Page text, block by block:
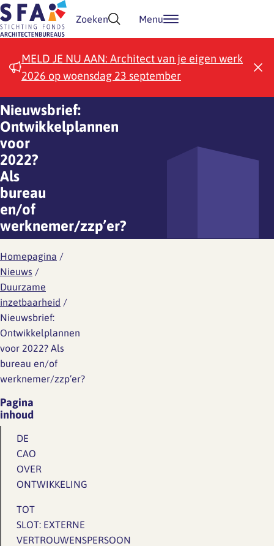
Doorgaan naar inhoud
Zoeken Menu
MELD JE NU AAN: Architect van je eigen werk
2026 op woensdag 23 september
Nieuwsbrief:
Ontwikkelplannen
voor
2022?
Als
bureau
en/of
werknemer/zzp’er?
Homepagina /
Nieuws /
Duurzame
inzetbaarheid /
Nieuwsbrief:
Ontwikkelplannen
voor 2022? Als
bureau en/of
werknemer/zzp’er?
Pagina
inhoud
DE
CAO
OVER
ONTWIKKELING
TOT
SLOT: EXTERNE
VERTROUWENSPERSOON